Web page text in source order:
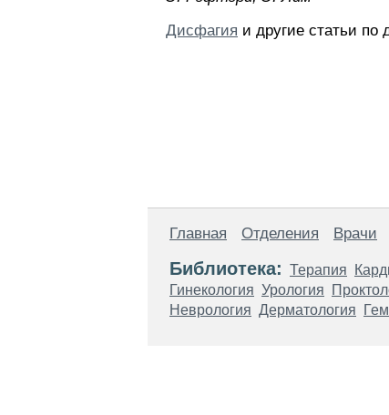
Дисфагия и другие статьи по
Главная Отделения Врачи
Библиотека: Терапия
Гинекология Урология
Неврология Дерматология